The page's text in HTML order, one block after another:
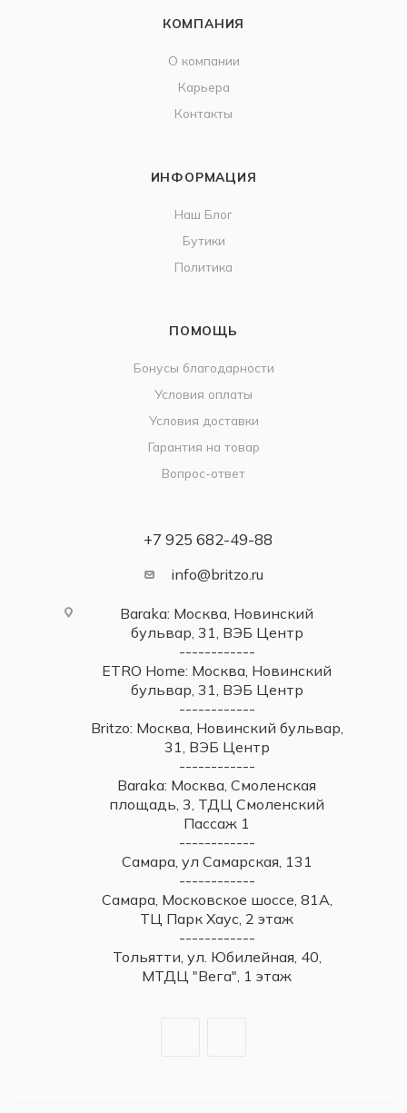
КОМПАНИЯ
О компании
Карьера
Контакты
ИНФОРМАЦИЯ
Наш Блог
Бутики
Политика
ПОМОЩЬ
Бонусы благодарности
Условия оплаты
Условия доставки
Гарантия на товар
Вопрос-ответ
+7 925 682-49-88
info@britzo.ru
Baraka: Москва, Новинский
бульвар, 31, ВЭБ Центр
------------
ETRO Home: Москва, Новинский
бульвар, 31, ВЭБ Центр
------------
Britzo: Москва, Новинский бульвар,
31, ВЭБ Центр
------------
Baraka: Москва, Смоленская
площадь, 3, ТДЦ Смоленский
Пассаж 1
------------
Самара, ул Самарская, 131
------------
Самара, Московское шоссе, 81А,
ТЦ Парк Хаус, 2 этаж
------------
Тольятти, ул. Юбилейная, 40,
МТДЦ "Вега", 1 этаж